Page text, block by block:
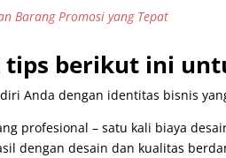
Barang Promosi yang Tepat
tips berikut ini
Anda dengan identitas bisnis
profesional – satu kali biaya
dengan desain dan kualitas